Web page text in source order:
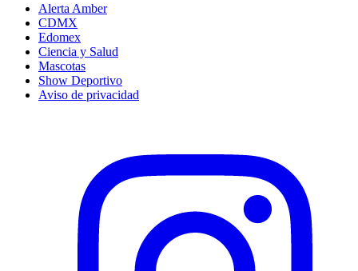
Alerta Amber
CDMX
Edomex
Ciencia y Salud
Mascotas
Show Deportivo
Aviso de privacidad